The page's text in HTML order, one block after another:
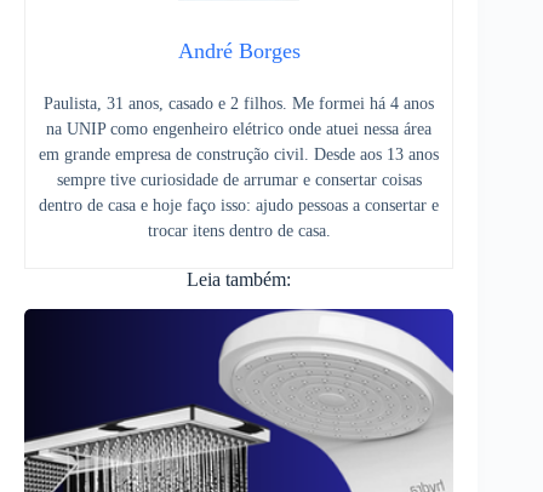
André Borges
Paulista, 31 anos, casado e 2 filhos. Me formei há 4 anos
na UNIP como engenheiro elétrico onde atuei nessa área
em grande empresa de construção civil. Desde aos 13 anos
sempre tive curiosidade de arrumar e consertar coisas
dentro de casa e hoje faço isso: ajudo pessoas a consertar e
trocar itens dentro de casa.
Leia também: